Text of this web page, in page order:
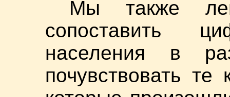
Мы также
сопоставить
населения в
почувствовать